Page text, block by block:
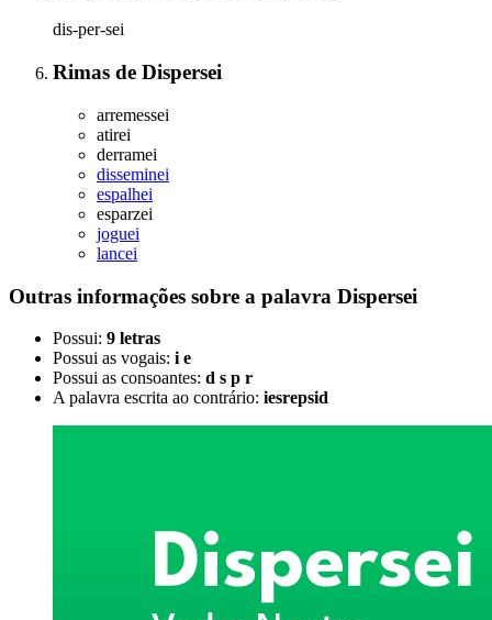
dis-per-sei
Rimas de Dispersei
arremessei
atirei
derramei
disseminei
espalhei
esparzei
joguei
lancei
Outras informações sobre a palavra Dispersei
Possui: 9 letras
Possui as vogais: i e
Possui as consoantes: d s p r
A palavra escrita ao contrário: iesrepsid